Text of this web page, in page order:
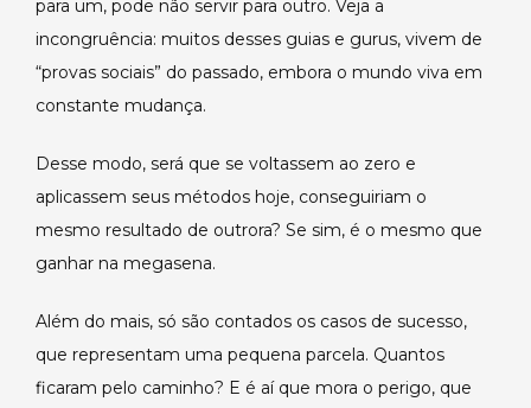
para um, pode não servir para outro. Veja a
incongruência: muitos desses guias e gurus, vivem de
“provas sociais” do passado, embora o mundo viva em
constante mudança.
Desse modo, será que se voltassem ao zero e
aplicassem seus métodos hoje, conseguiriam o
mesmo resultado de outrora? Se sim, é o mesmo que
ganhar na megasena.
Além do mais, só são contados os casos de sucesso,
que representam uma pequena parcela. Quantos
ficaram pelo caminho? E é aí que mora o perigo, que